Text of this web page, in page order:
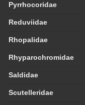
Pyrrhocoridae
Reduviidae
Rhopalidae
Rhyparochromidae
Saldidae
Scutelleridae